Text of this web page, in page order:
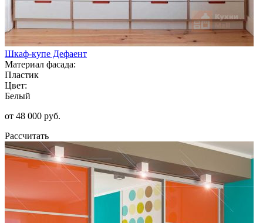
Шкаф-купе Дефаент
Материал фасада:
Пластик
Цвет:
Белый
от 48 000 руб.
Рассчитать